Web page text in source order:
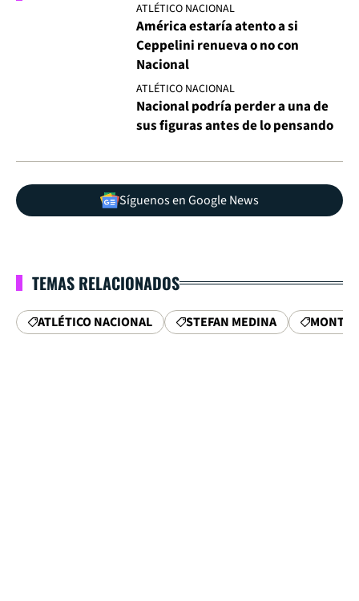
ATLÉTICO NACIONAL
América estaría atento a si
Ceppelini renueva o no con
Nacional
ATLÉTICO NACIONAL
Nacional podría perder a una de
sus figuras antes de lo pensando
Síguenos en Google News
TEMAS RELACIONADOS
ATLÉTICO NACIONAL STEFAN MEDINA